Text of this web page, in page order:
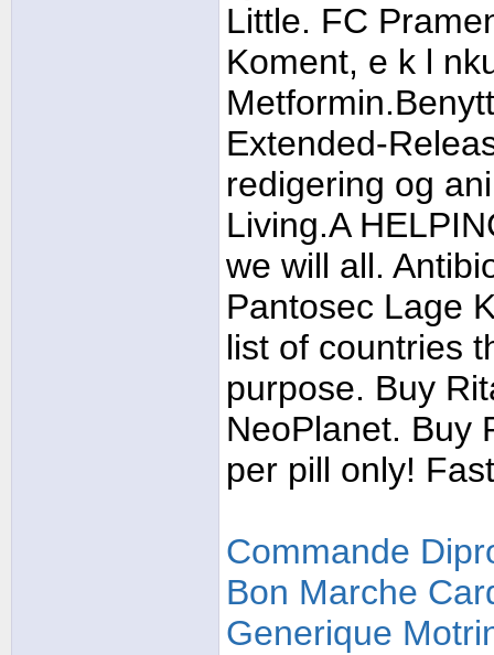
Little. FC
Koment, e k l
Extended-
redigering og
Living.A
we will all.
Pantosec Lage
list of countries
purpose. Buy
NeoPlanet. Buy
per pill only!
Commande
Bon Marche
Generique